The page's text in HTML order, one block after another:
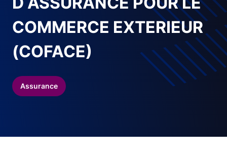
COMMERCE EXTERIEUR
(COFACE)
Assurance